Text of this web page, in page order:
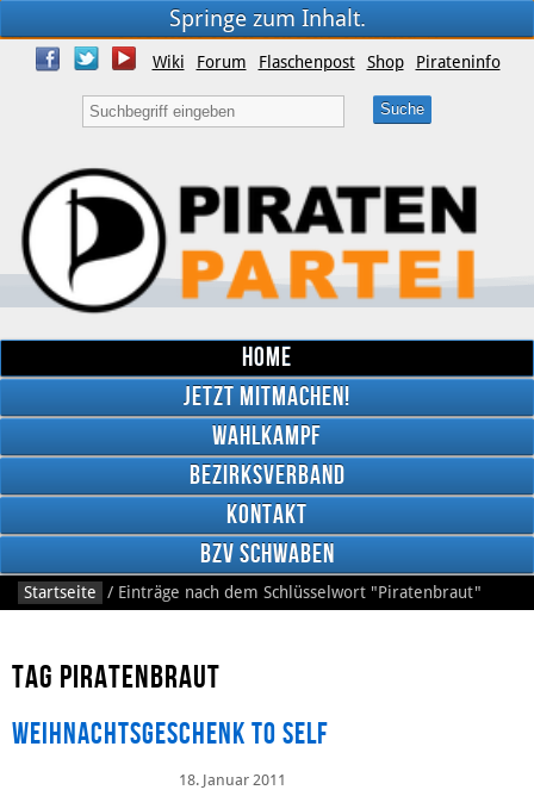
Springe zum Inhalt.
Wiki Forum Flaschenpost Shop Pirateninfo
Home
Jetzt mitmachen!
Wahlkampf
Bezirksverband
Kontakt
BzV Schwaben
Startseite / Einträge nach dem Schlüsselwort "Piratenbraut"
Tag Piratenbraut
Weihnachtsgeschenk to self
18. Januar 2011